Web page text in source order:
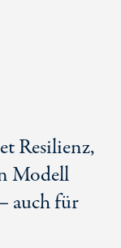
Resilienz,
Modell
auch für